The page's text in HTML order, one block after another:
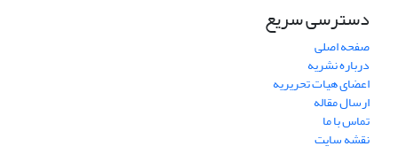
دسترسی سریع
صفحه اصلی
درباره نشریه
اعضای هیات تحریریه
ارسال مقاله
تماس با ما
نقشه سایت